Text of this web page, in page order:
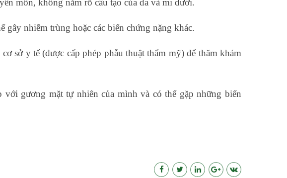
môn, không nắm rõ cấu tạo của da và mi dưới.
gây nhiễm trùng hoặc các biến chứng nặng khác.
sở y tế (được cấp phép phẫu thuật thẩm mỹ) để thăm khám
gương mặt tự nhiên của mình và có thể gặp những biến